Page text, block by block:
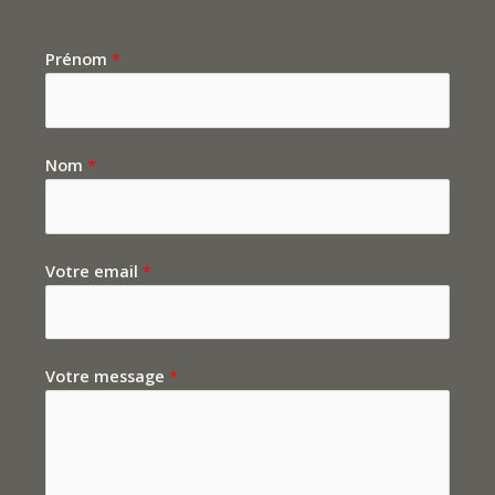
Prénom*
Nom*
Votre email*
Votre message*